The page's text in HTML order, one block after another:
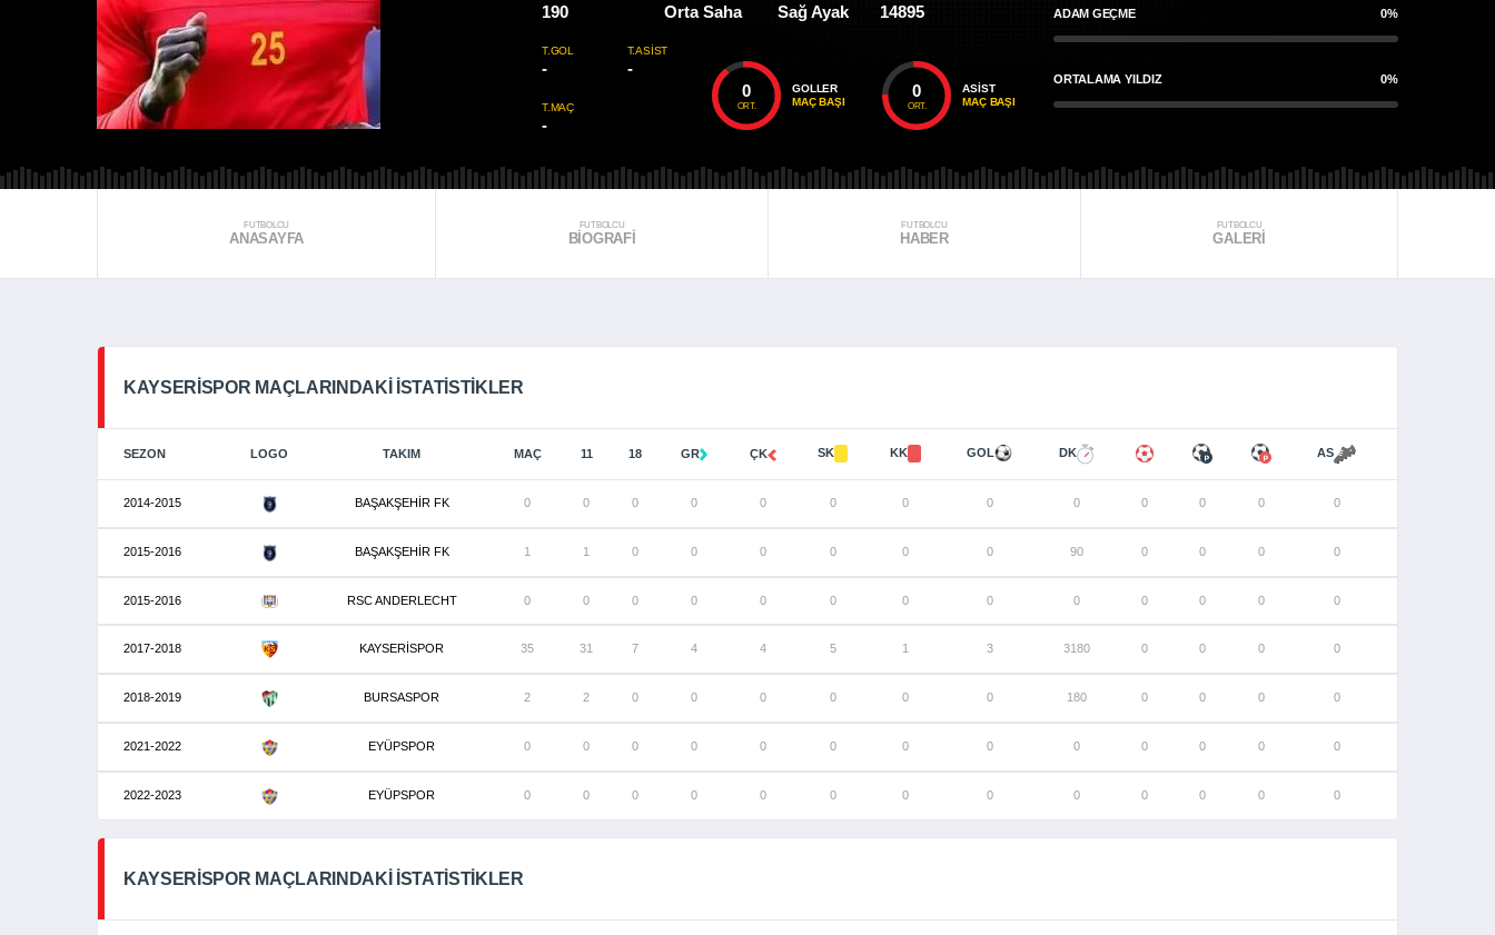
190 Orta Saha Sağ Ayak 14895
T.GOL
-
T.ASIST
-
T.MAÇ
-
0
ORT.
GOLLER
MAÇ BAŞI
0
ORT.
ASIST
MAÇ BAŞI
ADAM GEÇME 0%
ORTALAMA YILDIZ 0%
FUTBOLCU
ANASAYFA
FUTBOLCU
BIOGRAFI
FUTBOLCU
HABER
FUTBOLCU
GALERI
KAYSERISPOR MAÇLARINDAKI İSTATISTIKLER
SEZON LOGO TAKIM MAÇ 11 18 GR ÇK SK KK GOL DK AS
2014-2015 BAŞAKŞEHİR FK 0 0 0 0 0 0 0 0 0 0 0 0 0
2015-2016 BAŞAKŞEHİR FK 1 1 0 0 0 0 0 0 90 0 0 0 0
2015-2016 RSC ANDERLECHT 0 0 0 0 0 0 0 0 0 0 0 0 0
2017-2018 KAYSERİSPOR 35 31 7 4 4 5 1 3 3180 0 0 0 0
2018-2019 BURSASPOR 2 2 0 0 0 0 0 0 180 0 0 0 0
2021-2022 EYÜPSPOR 0 0 0 0 0 0 0 0 0 0 0 0 0
2022-2023 EYÜPSPOR 0 0 0 0 0 0 0 0 0 0 0 0 0
KAYSERISPOR MAÇLARINDAKI İSTATISTIKLER